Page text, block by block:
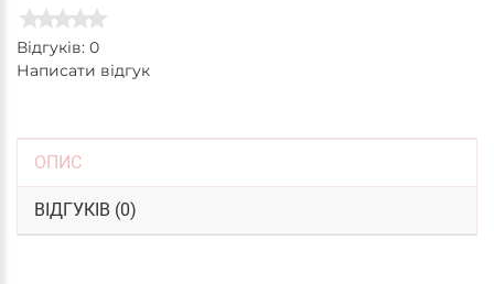
Відгуків: 0
Написати відгук
ОПИС
ВІДГУКІВ (0)